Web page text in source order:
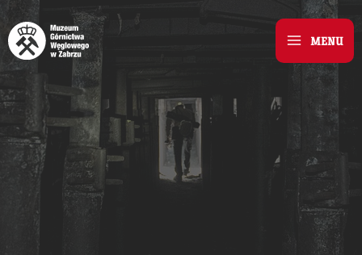
to
content
Main
MENU